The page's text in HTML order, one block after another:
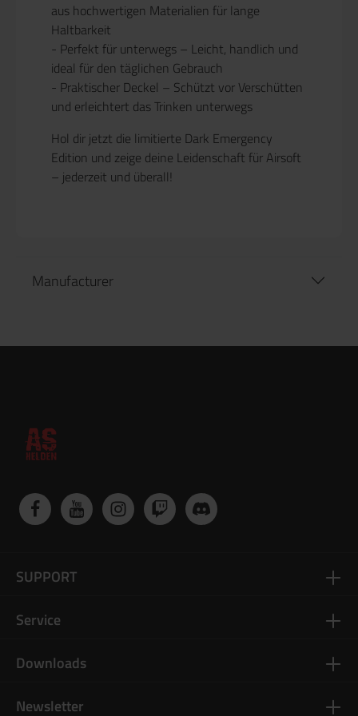
aus hochwertigen Materialien für lange
Haltbarkeit
- Perfekt für unterwegs – Leicht, handlich und
ideal für den täglichen Gebrauch
- Praktischer Deckel – Schützt vor Verschütten
und erleichtert das Trinken unterwegs
Hol dir jetzt die limitierte Dark Emergency
Edition und zeige deine Leidenschaft für Airsoft
– jederzeit und überall!
Manufacturer
Newsletter
SUPPORT
Service
Downloads